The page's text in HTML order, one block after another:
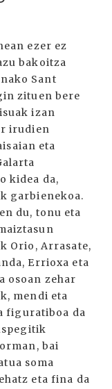
ezer ez
bakoitza
Sant
zituen bere
izan
irudien
eta
kidea da,
garbienekoa.
du, tonu eta
Orio, Arrasate,
Errioxa eta
osoan zehar
mendi eta
figuratiboa da
bai
soma
eta fina da